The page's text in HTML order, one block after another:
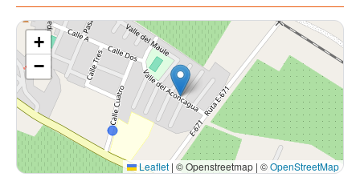
Excavación ya realizada para piscina.
Amoblada, con calefont y lista para llegar e instalarte. Ideal
para quienes buscan descanso, contacto con la naturaleza y
un estilo de vida sustentable, a minutos de los principales
accesos de la zona.
Un lugar tranquilo, perfecto para relajarse, meditar y
desconectarse del estrés diario, rodeado de un entorno
natural único.
Ubicación: Sector Tierras Blancas, con espectacular vista al
Valle del Aconcagua, cercano a San Felipe y alrededores.
+
−
Leaflet | © Openstreetmap | ©OpenStreetMap